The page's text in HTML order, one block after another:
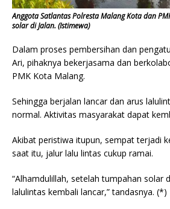
Anggota Satlantas Polresta Malang Kota dan
solar di Jalan. (Istimewa)
Dalam proses pembersihan dan
Ari, pihaknya bekerjasama dan
PMK Kota Malang.
Sehingga berjalan lancar dan arus
normal. Aktivitas masyarakat dapat
Akibat peristiwa itupun, sempat terjadi
saat itu, jalur lalu lintas cukup ramai.
“Alhamdulillah, setelah tumpahan solar
lalulintas kembali lancar,” tandasnya. (*)